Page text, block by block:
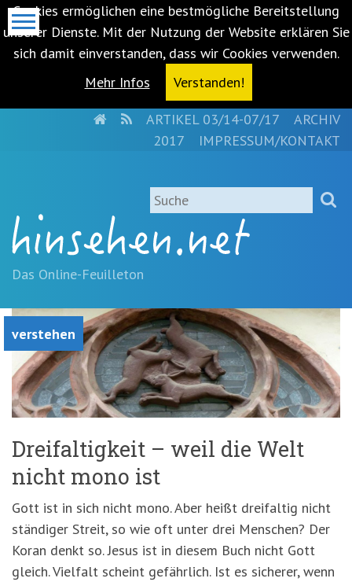
Cookies ermöglichen eine bestmögliche Bereitstellung
unserer Dienste. Mit der Nutzung der Website erklären Sie
sich damit einverstanden, dass wir Cookies verwenden.
Mehr Infos
Verstanden!
springen
(Accesskey
'1')Zur
springen
(Accesskey
'3')Zur
Suche
springen
(Accesskey
'2')
HOMERSSARTIKEL 03/14-07/17
ARCHIV
2017
IMPRESSUM/KONTAKT
Suche
Das Online-Feuilleton
verstehen
Dreifaltigkeit – weil die Welt
nicht mono ist
Gott ist in sich nicht mono. Aber heißt dreifaltig nicht
ständiger Streit, so wie oft unter drei Menschen? Der
Koran denkt so. Jesus ist in diesem Buch nicht Gott
gleich. Vielfalt scheint gefährlich. Ist es sicherer, wenn